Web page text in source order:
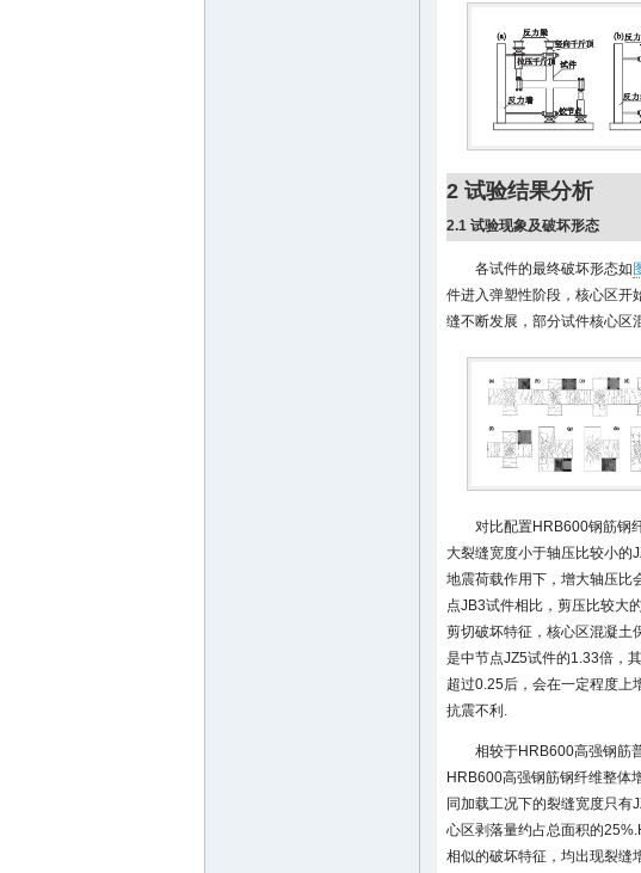
2 试验结果分析
2.1 试验现象及破坏形态
各试件的最终破坏形态如
件进入弹塑性阶段，核心区开
缝不断发展，部分试件核心区
对比配置HRB600钢筋钢
大裂缝宽度小于轴压比较小的
地震荷载作用下，增大轴压比
点JB3试件相比，剪压比较大
剪切破坏特征，核心区混凝土
是中节点JZ5试件的1.33倍，
超过0.25后，会在一定程度上
抗震不利.
相较于HRB600高强钢筋
HRB600高强钢筋钢纤维整体
同加载工况下的裂缝宽度只
心区剥落量约占总面积的
相似的破坏特征，均出现裂缝